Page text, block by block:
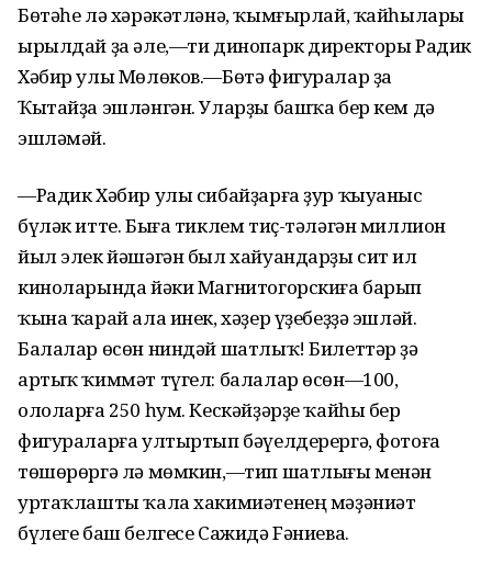
Бөтәһе лә хәрәкәтләнә, ҡымғырлай, ҡайһылары
ырылдай ҙа әле,—ти динопарк директоры Радик
Хәбир улы Мөлөков.—Бөтә фигуралар ҙа
Ҡытайҙа эшләнгән. Уларҙы башҡа бер кем дә
эшләмәй.
—Радик Хәбир улы сибайҙарға ҙур ҡыуаныс
бүләк итте. Быға тиклем тиҫ-тәләгән миллион
йыл элек йәшәгән был хайуандарҙы сит ил
киноларында йәки Магнитогорскиға барып
ҡына ҡарай ала инек, хәҙер үҙебеҙҙә эшләй.
Балалар өсөн ниндәй шатлыҡ! Билеттәр ҙә
артыҡ ҡиммәт түгел: балалар өсөн—100,
ололарға 250 һум. Кескәйҙәрҙе ҡайһы бер
фигураларға ултыртып бәүелдерергә, фотоға
төшөрөргә лә мөмкин,—тип шатлығы менән
уртаҡлашты ҡала хакимиәтенең мәҙәниәт
бүлеге баш белгесе Сажидә Fәниева.